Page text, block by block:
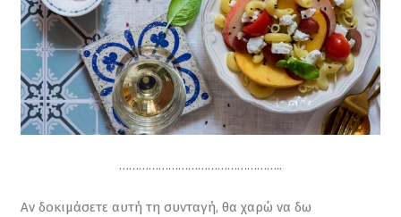
…………………………………………..
Αν δοκιμάσετε αυτή τη συνταγή, θα χαρώ να δω